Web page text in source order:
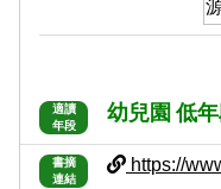
適讀
年段
幼兒園 低
書摘
連結
https://